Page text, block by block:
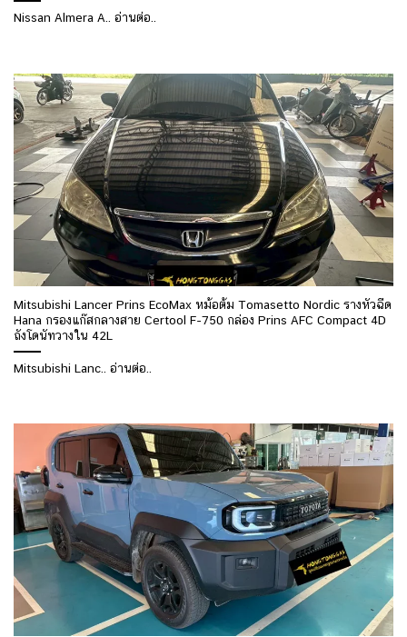
Nissan Almera A.. อ่านต่อ..
Mitsubishi Lancer Prins EcoMax หม้อต้ม Tomasetto Nordic รางหัวฉีด
Hana กรองแก๊สกลางสาย Certool F-750 กล่อง Prins AFC Compact 4D
ถังโดนัทวางใน 42L
Mitsubishi Lanc.. อ่านต่อ..